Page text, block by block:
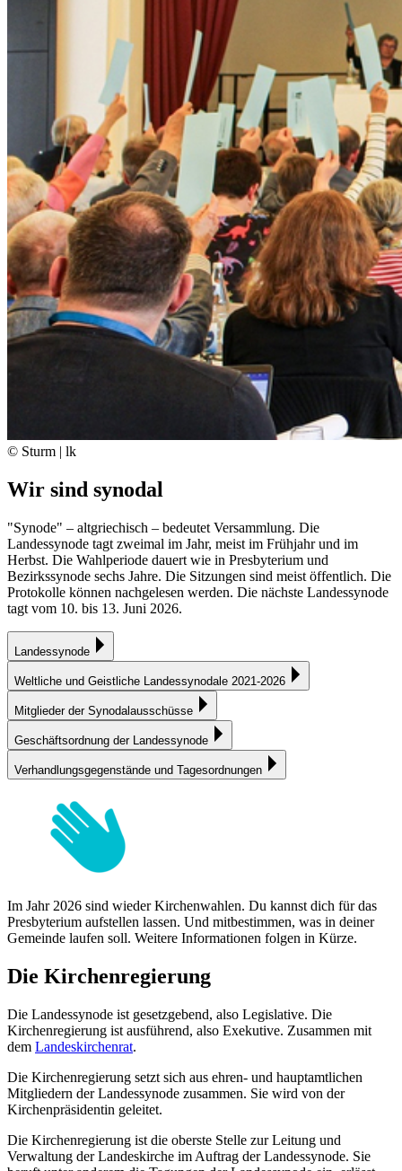
© Sturm | lk
Wir sind synodal
"Synode" – altgriechisch – bedeutet Versammlung. Die
Landessynode tagt zweimal im Jahr, meist im Frühjahr und im
Herbst. Die Wahlperiode dauert wie in Presbyterium und
Bezirkssynode sechs Jahre. Die Sitzungen sind meist öffentlich. Die
Protokolle können nachgelesen werden. Die nächste Landessynode
tagt vom 10. bis 13. Juni 2026.
Landessynode
Weltliche und Geistliche Landessynodale 2021-2026
Mitglieder der Synodalausschüsse
Geschäftsordnung der Landessynode
Verhandlungsgegenstände und Tagesordnungen
Im Jahr 2026 sind wieder Kirchenwahlen. Du kannst dich für das
Presbyterium aufstellen lassen. Und mitbestimmen, was in deiner
Gemeinde laufen soll. Weitere Informationen folgen in Kürze.
Die Kirchenregierung
Die Landessynode ist gesetzgebend, also Legislative. Die
Kirchenregierung ist ausführend, also Exekutive. Zusammen mit
dem Landeskirchenrat.
Die Kirchenregierung setzt sich aus ehren- und hauptamtlichen
Mitgliedern der Landessynode zusammen. Sie wird von der
Kirchenpräsidentin geleitet.
Die Kirchenregierung ist die oberste Stelle zur Leitung und
Verwaltung der Landeskirche im Auftrag der Landessynode. Sie